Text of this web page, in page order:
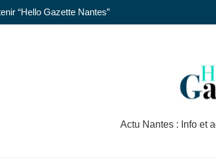
“Hello Gazette Nantes”
Actu Nantes : Info et